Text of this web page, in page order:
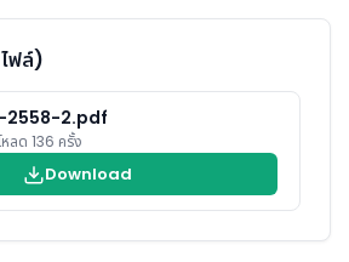
ฟล์)
2558-2.pdf
หลด 136 ครั้ง
Download